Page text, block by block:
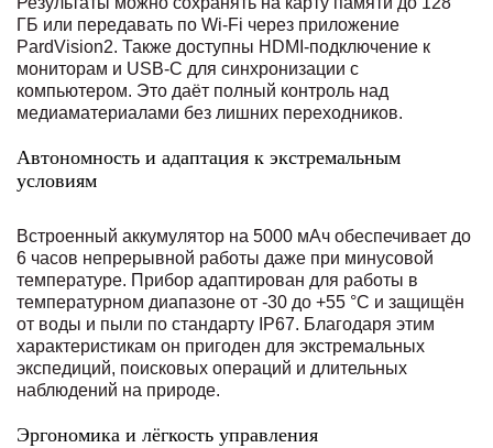
ГБ или передавать по Wi-Fi через приложение
PardVision2. Также доступны HDMI-подключение к
мониторам и USB-C для синхронизации с
компьютером. Это даёт полный контроль над
медиаматериалами без лишних переходников.
Автономность и адаптация к экстремальным
условиям
Встроенный аккумулятор на 5000 мАч обеспечивает до
6 часов непрерывной работы даже при минусовой
температуре. Прибор адаптирован для работы в
температурном диапазоне от -30 до +55 °C и защищён
от воды и пыли по стандарту IP67. Благодаря этим
характеристикам он пригоден для экстремальных
экспедиций, поисковых операций и длительных
наблюдений на природе.
Эргономика и лёгкость управления